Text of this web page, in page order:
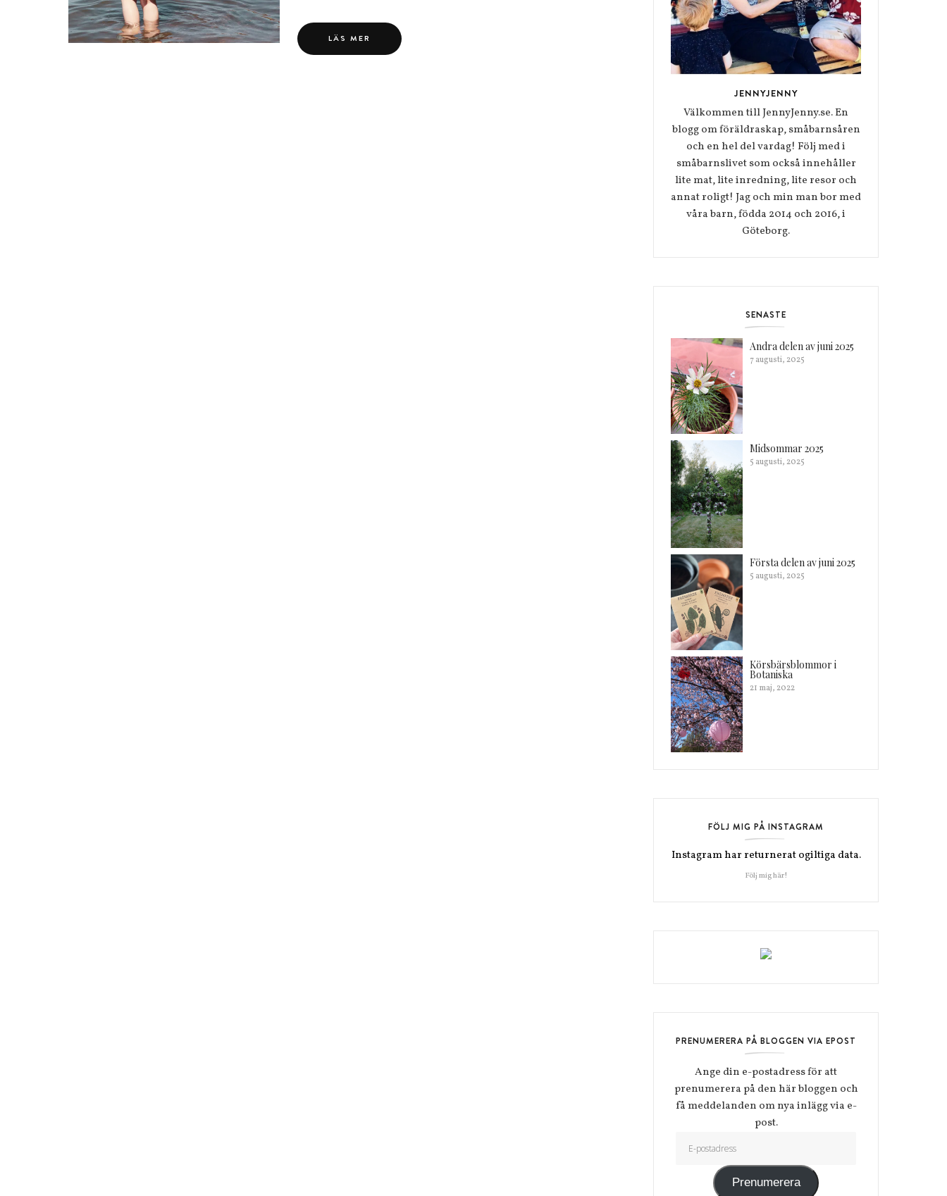
LÄS MER
JENNYJENNY
Välkommen till JennyJenny.se. En
blogg om föräldraskap, småbarnsåren
och en hel del vardag! Följ med i
småbarnslivet som också innehåller
lite mat, lite inredning, lite resor och
annat roligt! Jag och min man bor med
våra barn, födda 2014 och 2016, i
Göteborg.
SENASTE
Andra delen av juni 2025
7 augusti, 2025
Midsommar 2025
5 augusti, 2025
Första delen av juni 2025
5 augusti, 2025
Körsbärsblommor i
Botaniska
21 maj, 2022
FÖLJ MIG PÅ INSTAGRAM
Instagram har returnerat ogiltiga data.
Följ mig här!
PRENUMERERA PÅ BLOGGEN VIA EPOST
Ange din e-postadress för att
prenumerera på den här bloggen och
få meddelanden om nya inlägg via e-
post.
Prenumerera